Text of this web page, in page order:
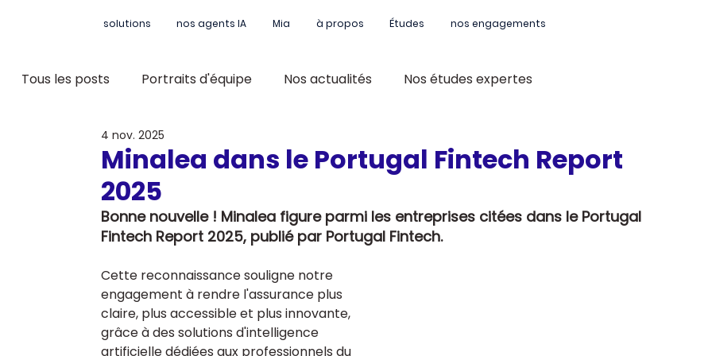
solutions nos agents IA Mia à propos Études nos engagements
Tous les posts Portraits d'équipe Nos actualités Nos études expertes
Minalea dans le Portugal Fintech Report
2025
4 nov. 2025
Bonne nouvelle ! Minalea figure parmi les entreprises citées dans le Portugal
Fintech Report 2025, publié par Portugal Fintech.
Cette reconnaissance souligne notre
engagement à rendre l'assurance plus
claire, plus accessible et plus innovante,
grâce à des solutions d'intelligence
artificielle dédiées aux professionnels du